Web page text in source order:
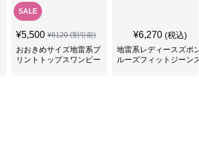
SALE
¥5,500 ¥6120(割引前)
おおきめサイズ地雷系プ
リントトップスワンピー
¥6,270 (税込)
地雷系レディースズボン
ルーズフィットジーンズ